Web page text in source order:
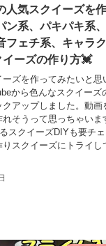
人気スクイーズを
ン系、パキパキ系
フェチ系、キャラ
ーズの作り方💓
ズを作ってみたいと思
から色んなスクイーズ
クアップしました。動画
そうって思っちゃいま
スクイーズDIYも要チェ
スクイーズにトライし